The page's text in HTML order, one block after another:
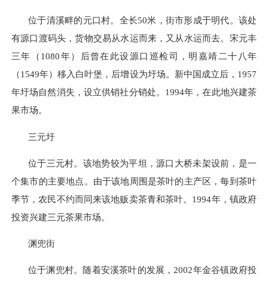
位于清溪畔的元口村。全长50米，街市形成于明代。该处
有源口渡码头，货物交易从水运而来，又从水运而去。宋元丰
三年
（1080年）
后曾在此设源口巡检司，明嘉靖二十八年
（1549年）移入白叶堡，后增设为圩场。新中国成立后， 1957
年圩场自然消失，设立供销社分销处。 1994年，在此地兴建茶
果市场。
三元圩
位于三元村。该地势较为平坦，源口大桥未架设前，是一
个集市的主要地点。由于该地周围是茶叶的主产区，每到茶叶
季节，农民不约而同来该地贩卖茶青和茶叶。1994年，镇政府
投资兴建三元茶果市场。
渊兜街
位于渊兜村。随着安溪茶叶的发展，2002年金谷镇政府投